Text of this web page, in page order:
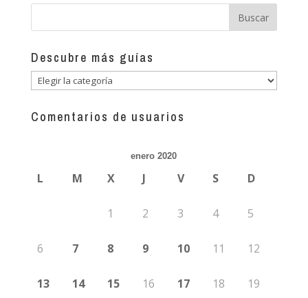
Descubre más guías
Descubre
guías
Comentarios de usuarios
enero 2020
L M X J V S D
1 2 3 4 5
6 7 8 9 10 11 12
13 14 15 16 17 18 19